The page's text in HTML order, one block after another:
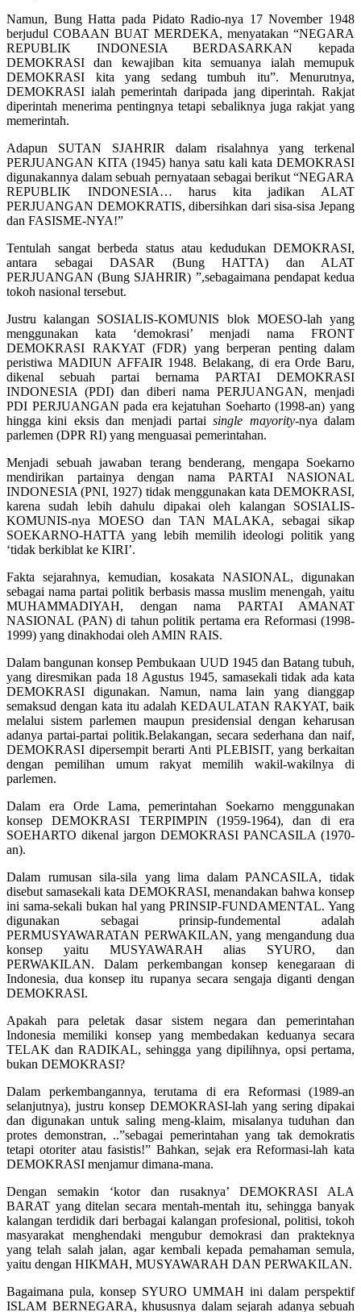
Namun, Bung Hatta pada Pidato Radio-nya 17 November 1948
berjudul COBAAN BUAT MERDEKA, menyatakan “NEGARA
REPUBLIK INDONESIA BERDASARKAN kepada
DEMOKRASI dan kewajiban kita semuanya ialah memupuk
DEMOKRASI kita yang sedang tumbuh itu”. Menurutnya,
DEMOKRASI ialah pemerintah daripada jang diperintah. Rakjat
diperintah menerima pentingnya tetapi sebaliknya juga rakjat yang
memerintah.
Adapun SUTAN SJAHRIR dalam risalahnya yang terkenal
PERJUANGAN KITA (1945) hanya satu kali kata DEMOKRASI
digunakannya dalam sebuah pernyataan sebagai berikut “NEGARA
REPUBLIK INDONESIA… harus kita jadikan ALAT
PERJUANGAN DEMOKRATIS, dibersihkan dari sisa-sisa Jepang
dan FASISME-NYA!”
Tentulah sangat berbeda status atau kedudukan DEMOKRASI,
antara sebagai DASAR (Bung HATTA) dan ALAT
PERJUANGAN (Bung SJAHRIR) ”,sebagaimana pendapat kedua
tokoh nasional tersebut.
Justru kalangan SOSIALIS-KOMUNIS blok MOESO-lah yang
menggunakan kata ‘demokrasi’ menjadi nama FRONT
DEMOKRASI RAKYAT (FDR) yang berperan penting dalam
peristiwa MADIUN AFFAIR 1948. Belakang, di era Orde Baru,
dikenal sebuah partai bernama PARTAI DEMOKRASI
INDONESIA (PDI) dan diberi nama PERJUANGAN, menjadi
PDI PERJUANGAN pada era kejatuhan Soeharto (1998-an) yang
hingga kini eksis dan menjadi partai single mayority-nya dalam
parlemen (DPR RI) yang menguasai pemerintahan.
Menjadi sebuah jawaban terang benderang, mengapa Soekarno
mendirikan partainya dengan nama PARTAI NASIONAL
INDONESIA (PNI, 1927) tidak menggunakan kata DEMOKRASI,
karena sudah lebih dahulu dipakai oleh kalangan SOSIALIS-
KOMUNIS-nya MOESO dan TAN MALAKA, sebagai sikap
SOEKARNO-HATTA yang lebih memilih ideologi politik yang
‘tidak berkiblat ke KIRI’.
Fakta sejarahnya, kemudian, kosakata NASIONAL, digunakan
sebagai nama partai politik berbasis massa muslim menengah, yaitu
MUHAMMADIYAH, dengan nama PARTAI AMANAT
NASIONAL (PAN) di tahun politik pertama era Reformasi (1998-
1999) yang dinakhodai oleh AMIN RAIS.
Dalam bangunan konsep Pembukaan UUD 1945 dan Batang tubuh,
yang diresmikan pada 18 Agustus 1945, samasekali tidak ada kata
DEMOKRASI digunakan. Namun, nama lain yang dianggap
semaksud dengan kata itu adalah KEDAULATAN RAKYAT, baik
melalui sistem parlemen maupun presidensial dengan keharusan
adanya partai-partai politik.Belakangan, secara sederhana dan naif,
DEMOKRASI dipersempit berarti Anti PLEBISIT, yang berkaitan
dengan pemilihan umum rakyat memilih wakil-wakilnya di
parlemen.
Dalam era Orde Lama, pemerintahan Soekarno menggunakan
konsep DEMOKRASI TERPIMPIN (1959-1964), dan di era
SOEHARTO dikenal jargon DEMOKRASI PANCASILA (1970-
an).
Dalam rumusan sila-sila yang lima dalam PANCASILA, tidak
disebut samasekali kata DEMOKRASI, menandakan bahwa konsep
ini sama-sekali bukan hal yang PRINSIP-FUNDAMENTAL. Yang
digunakan sebagai prinsip-fundemental adalah
PERMUSYAWARATAN PERWAKILAN, yang mengandung dua
konsep yaitu MUSYAWARAH alias SYURO, dan
PERWAKILAN. Dalam perkembangan konsep kenegaraan di
Indonesia, dua konsep itu rupanya secara sengaja diganti dengan
DEMOKRASI.
Apakah para peletak dasar sistem negara dan pemerintahan
Indonesia memiliki konsep yang membedakan keduanya secara
TELAK dan RADIKAL, sehingga yang dipilihnya, opsi pertama,
bukan DEMOKRASI?
Dalam perkembangannya, terutama di era Reformasi (1989-an
selanjutnya), justru konsep DEMOKRASI-lah yang sering dipakai
dan digunakan untuk saling meng-klaim, misalanya tuduhan dan
protes demonstran, ..”sebagai pemerintahan yang tak demokratis
tetapi otoriter atau fasistis!” Bahkan, sejak era Reformasi-lah kata
DEMOKRASI menjamur dimana-mana.
Dengan semakin ‘kotor dan rusaknya’ DEMOKRASI ALA
BARAT yang ditelan secara mentah-mentah itu, sehingga banyak
kalangan terdidik dari berbagai kalangan profesional, politisi, tokoh
masyarakat menghendaki mengubur demokrasi dan prakteknya
yang telah salah jalan, agar kembali kepada pemahaman semula,
yaitu dengan HIKMAH, MUSYAWARAH DAN PERWAKILAN.
Bagaimana pula, konsep SYURO UMMAH ini dalam perspektif
ISLAM BERNEGARA, khususnya dalam sejarah adanya sebuah